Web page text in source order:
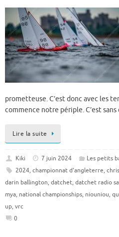
prometteuse. C’est donc avec les
commence notre périple. C’est
Lire la suite
Kiki 7 juin 2024 Les petits
2024, championnat d'angleterre,
darin ballington, datchet, datchet radio
mya, national championships, niouniou,
up, vrc
0